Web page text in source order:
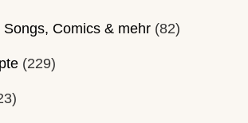
Comics & mehr (82)
(229)